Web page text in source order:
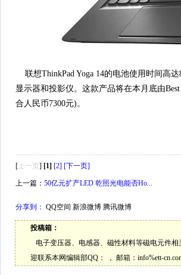
联想ThinkPad Yoga 14的电池使用时间高
显示器和投影仪。这款产品将在本月底由
合人民币7300元)。
[ 上一页] [1] [2] [下一页]
上一篇： 50亿元扩产LED 乾照光电能否Ho...
分享到： QQ空间 新浪微博 腾讯微博
投稿箱：
电子变压器、电感器、磁性材料等磁电元件
迎联系本网编辑部QQ：
， 邮箱： info%ett-